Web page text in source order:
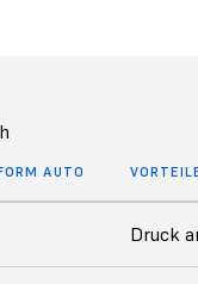
AUTO
Druck